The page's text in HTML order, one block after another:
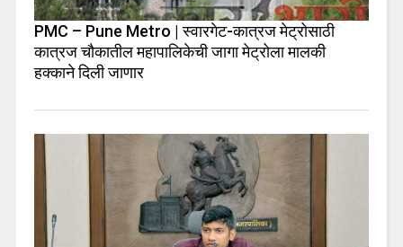
PMC – Pune Metro | स्वारगेट-कात्रज मेट्रोसाठी
कात्रज चौकातील महापालिकेची जागा मेट्रोला मालकी
हक्काने दिली जाणार